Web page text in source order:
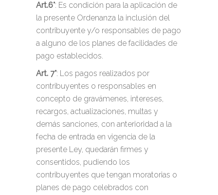
Art.6°: Es condición para la aplicación de
la presente Ordenanza la inclusión del
contribuyente y/o responsables de pago
a alguno de los planes de facilidades de
pago establecidos.
Art. 7°: Los pagos realizados por
contribuyentes o responsables en
concepto de gravámenes, intereses,
recargos, actualizaciones, multas y
demás sanciones, con anterioridad a la
fecha de entrada en vigencia de la
presente Ley, quedarán firmes y
consentidos, pudiendo los
contribuyentes que tengan moratorias o
planes de pago celebrados con